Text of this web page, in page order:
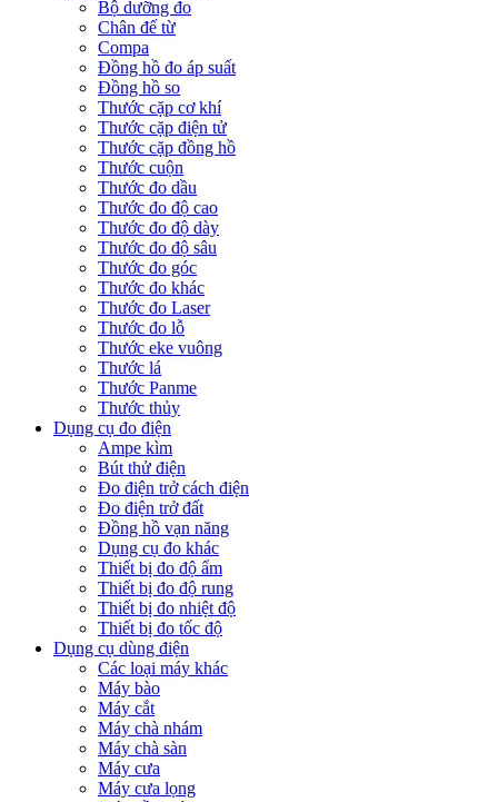
Bộ dưỡng đo
Chân đế từ
Compa
Đồng hồ đo áp suất
Đồng hồ so
Thước cặp cơ khí
Thước cặp điện tử
Thước cặp đồng hồ
Thước cuộn
Thước đo dầu
Thước đo độ cao
Thước đo độ dày
Thước đo độ sâu
Thước đo góc
Thước đo khác
Thước đo Laser
Thước đo lỗ
Thước eke vuông
Thước lá
Thước Panme
Thước thủy
Dụng cụ đo điện
Ampe kìm
Bút thử điện
Đo điện trở cách điện
Đo điện trở đất
Đồng hồ vạn năng
Dụng cụ đo khác
Thiết bị đo độ ẩm
Thiết bị đo độ rung
Thiết bị đo nhiệt độ
Thiết bị đo tốc độ
Dụng cụ dùng điện
Các loại máy khác
Máy bào
Máy cắt
Máy chà nhám
Máy chà sàn
Máy cưa
Máy cưa lọng